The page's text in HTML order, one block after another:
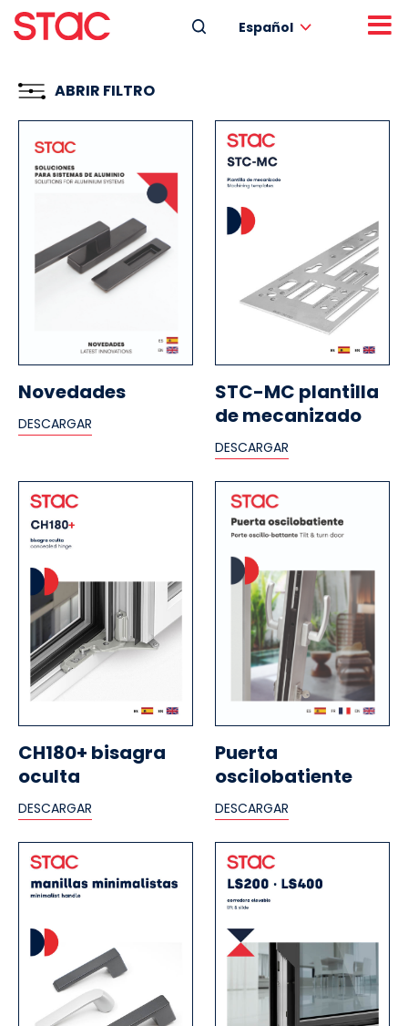
Español
ABRIR FILTRO
Novedades
DESCARGAR
STC-MC plantilla
de mecanizado
DESCARGAR
CH180+ bisagra
oculta
DESCARGAR
Puerta
oscilobatiente
DESCARGAR